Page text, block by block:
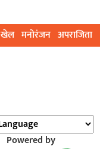
खेल मनोरंजन अपराजिता
Powered by